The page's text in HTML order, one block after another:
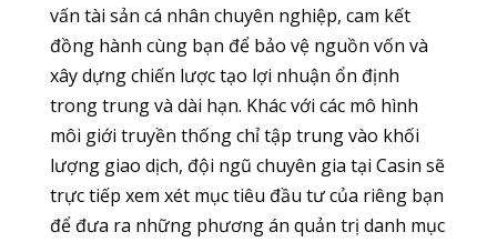
vấn tài sản cá nhân chuyên nghiệp, cam kết
đồng hành cùng bạn để bảo vệ nguồn vốn và
xây dựng chiến lược tạo lợi nhuận ổn định
trong trung và dài hạn. Khác với các mô hình
môi giới truyền thống chỉ tập trung vào khối
lượng giao dịch, đội ngũ chuyên gia tại Casin sẽ
trực tiếp xem xét mục tiêu đầu tư của riêng bạn
để đưa ra những phương án quản trị danh mục